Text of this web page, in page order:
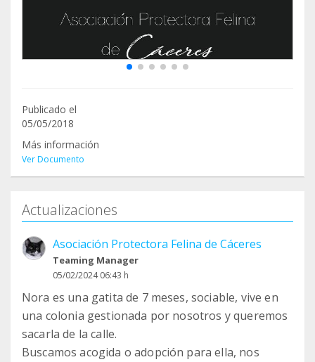
Publicado el
05/05/2018
Más información
Ver Documento
Actualizaciones
Asociación Protectora Felina de Cáceres
Teaming Manager
05/02/2024 06:43 h
Nora es una gatita de 7 meses, sociable, vive en
una colonia gestionada por nosotros y queremos
sacarla de la calle.
Buscamos acogida o adopción para ella, nos